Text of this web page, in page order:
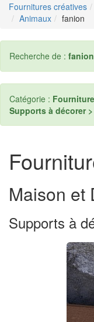
Fournitures créatives
Animaux
fanion
Recherche de : fanion
Catégorie :
Supports à décorer
Maison et
Supports à